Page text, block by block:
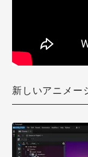
新しいアニメー